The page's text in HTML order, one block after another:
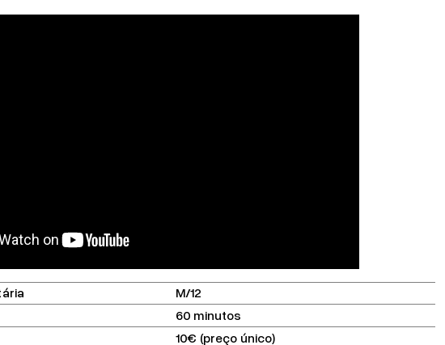
M/12
60 minutos
10€ (preço único)